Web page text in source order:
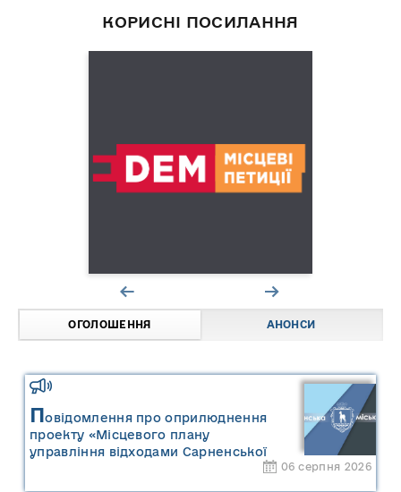
КОРИСНІ ПОСИЛАННЯ
ОГОЛОШЕННЯ АНОНСИ
Повідомлення про оприлюднення
проекту «Місцевого плану
управління відходами Сарненської
міської територіальної громади» та
06 серпня 2026